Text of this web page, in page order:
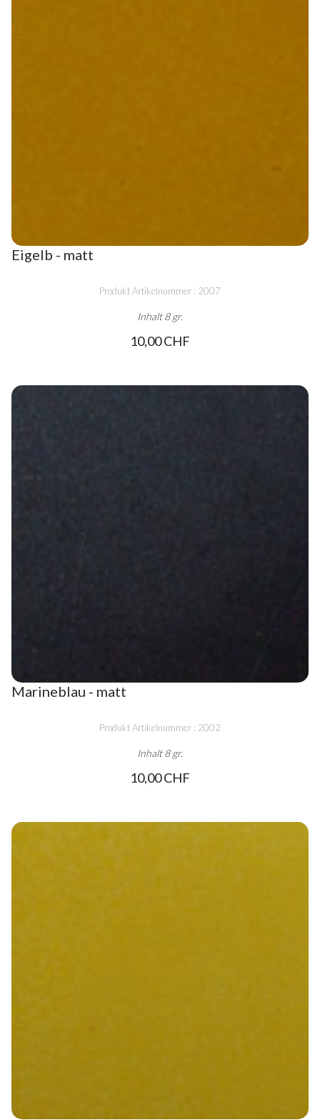
Eigelb - matt
Produkt Artikelnummer : 2007
Inhalt 8 gr.
10,00 CHF
Marineblau - matt
Produkt Artikelnummer : 2002
Inhalt 8 gr.
10,00 CHF